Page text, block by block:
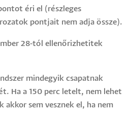
éri el (részleges
pontjait nem adja össze).
28-tól ellenőrizhetitek
mindegyik csapatnak
Ha a 150 perc letelt, nem lehet
sem vesznek el, ha nem